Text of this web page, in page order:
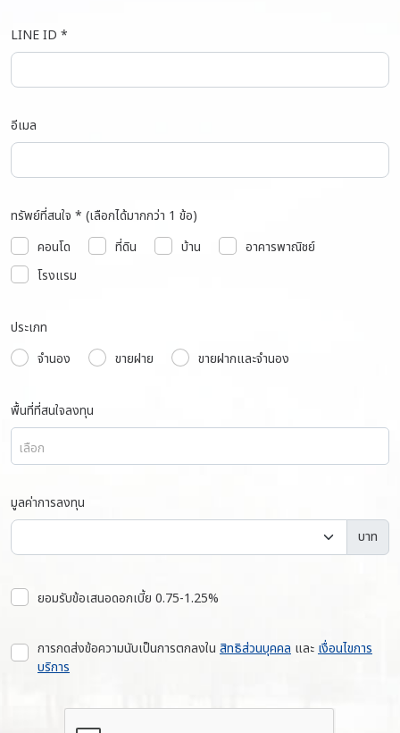
LINE ID *
อีเมล
ทรัพย์ที่สนใจ * (เลือกได้มากกว่า 1 ข้อ)
คอนโด
ที่ดิน บ้าน
อาคารพาณิชย์
โรงแรม
ประเภท
จำนอง
ขายฝาย ขายฝากและจำนอง
พื้นที่ที่สนใจลงทุน
เลือก
มูลค่าการลงทุน
บาท
ยอมรับข้อเสนอดอกเบี้ย 0.75-1.25%
การกดส่งข้อความนับเป็นการตกลงใน สิทธิส่วนบุคคล และ เงื่อนไขการ
บริการ